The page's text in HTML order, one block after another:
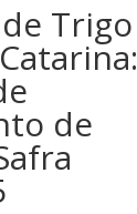
Trigo
de